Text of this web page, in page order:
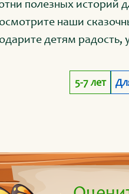
полезных историй
наши
детям радость,
5-7 лет